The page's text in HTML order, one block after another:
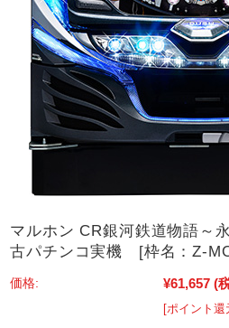
マルホン CR銀河鉄道物語～
古パチンコ実機 [枠名：Z-
価格: ¥61,657 (
[ポイント還